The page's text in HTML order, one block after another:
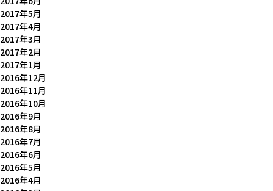
2017年5月
2017年4月
2017年3月
2017年2月
2017年1月
2016年12月
2016年11月
2016年10月
2016年9月
2016年8月
2016年7月
2016年6月
2016年5月
2016年4月